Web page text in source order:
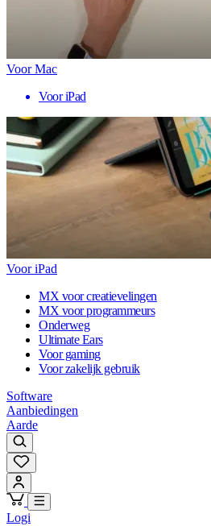
Voor Mac
Voor iPad
Voor iPad
MX voor creatievelingen
MX voor programmeurs
Onderweg
Ultimate Ears
Voor gaming
Voor zakelijk gebruik
Software
Aanbiedingen
Aarde
Logi